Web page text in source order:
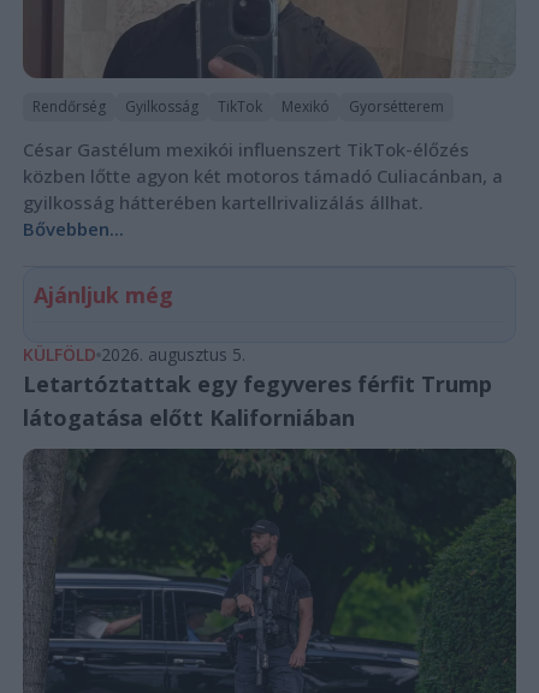
Rendőrség Gyilkosság TikTok Mexikó Gyorsétterem
César Gastélum mexikói influenszert TikTok-élőzés
közben lőtte agyon két motoros támadó Culiacánban, a
gyilkosság hátterében kartellrivalizálás állhat.
Bővebben...
Ajánljuk még
KÜLFÖLD 2026. augusztus 5.
Letartóztattak egy fegyveres férfit Trump
látogatása előtt Kaliforniában